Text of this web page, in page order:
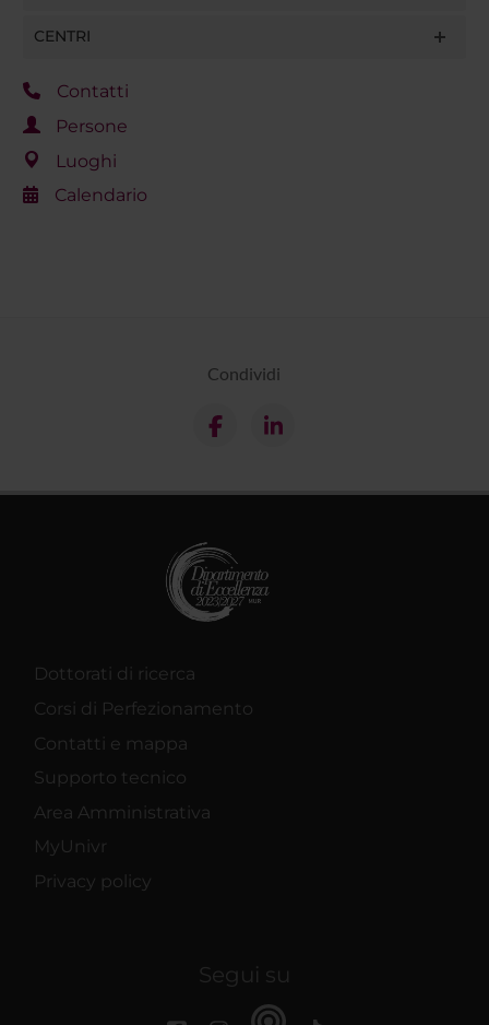
CENTRI
Contatti
Persone
Luoghi
Calendario
Condividi
Dottorati di ricerca
Corsi di Perfezionamento
Contatti e mappa
Supporto tecnico
Area Amministrativa
MyUnivr
Privacy policy
Segui su